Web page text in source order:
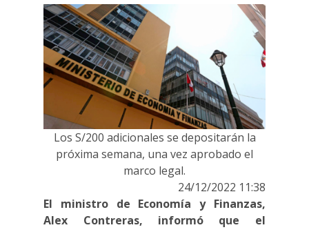
Los S/200 adicionales se depositarán la
próxima semana, una vez aprobado el
marco legal.
24/12/2022 11:38
El ministro de Economía y Finanzas,
Alex Contreras, informó que el